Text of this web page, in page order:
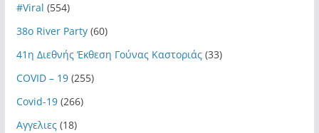
#Viral (554)
38ο River Party(60)
41η Διεθνής Έκθεση Γούνας Καστοριάς(33)
COVID – 19(255)
Covid-19(266)
Αγγελιες(18)